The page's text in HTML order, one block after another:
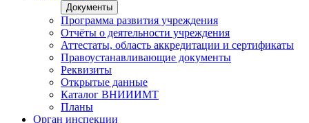
Документы
Программа развития учреждения
Отчёты о деятельности учреждения
Аттестаты, область аккредитации и сертификаты
Правоустанавливающие документы
Реквизиты
Открытые данные
Каталог ВНИИИМТ
Планы
Орган инспекции